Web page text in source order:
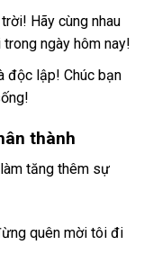
Hãy cùng nhau
ngày hôm nay!
độc lập! Chúc bạn
thành
tăng thêm sự
quên mời tôi đi